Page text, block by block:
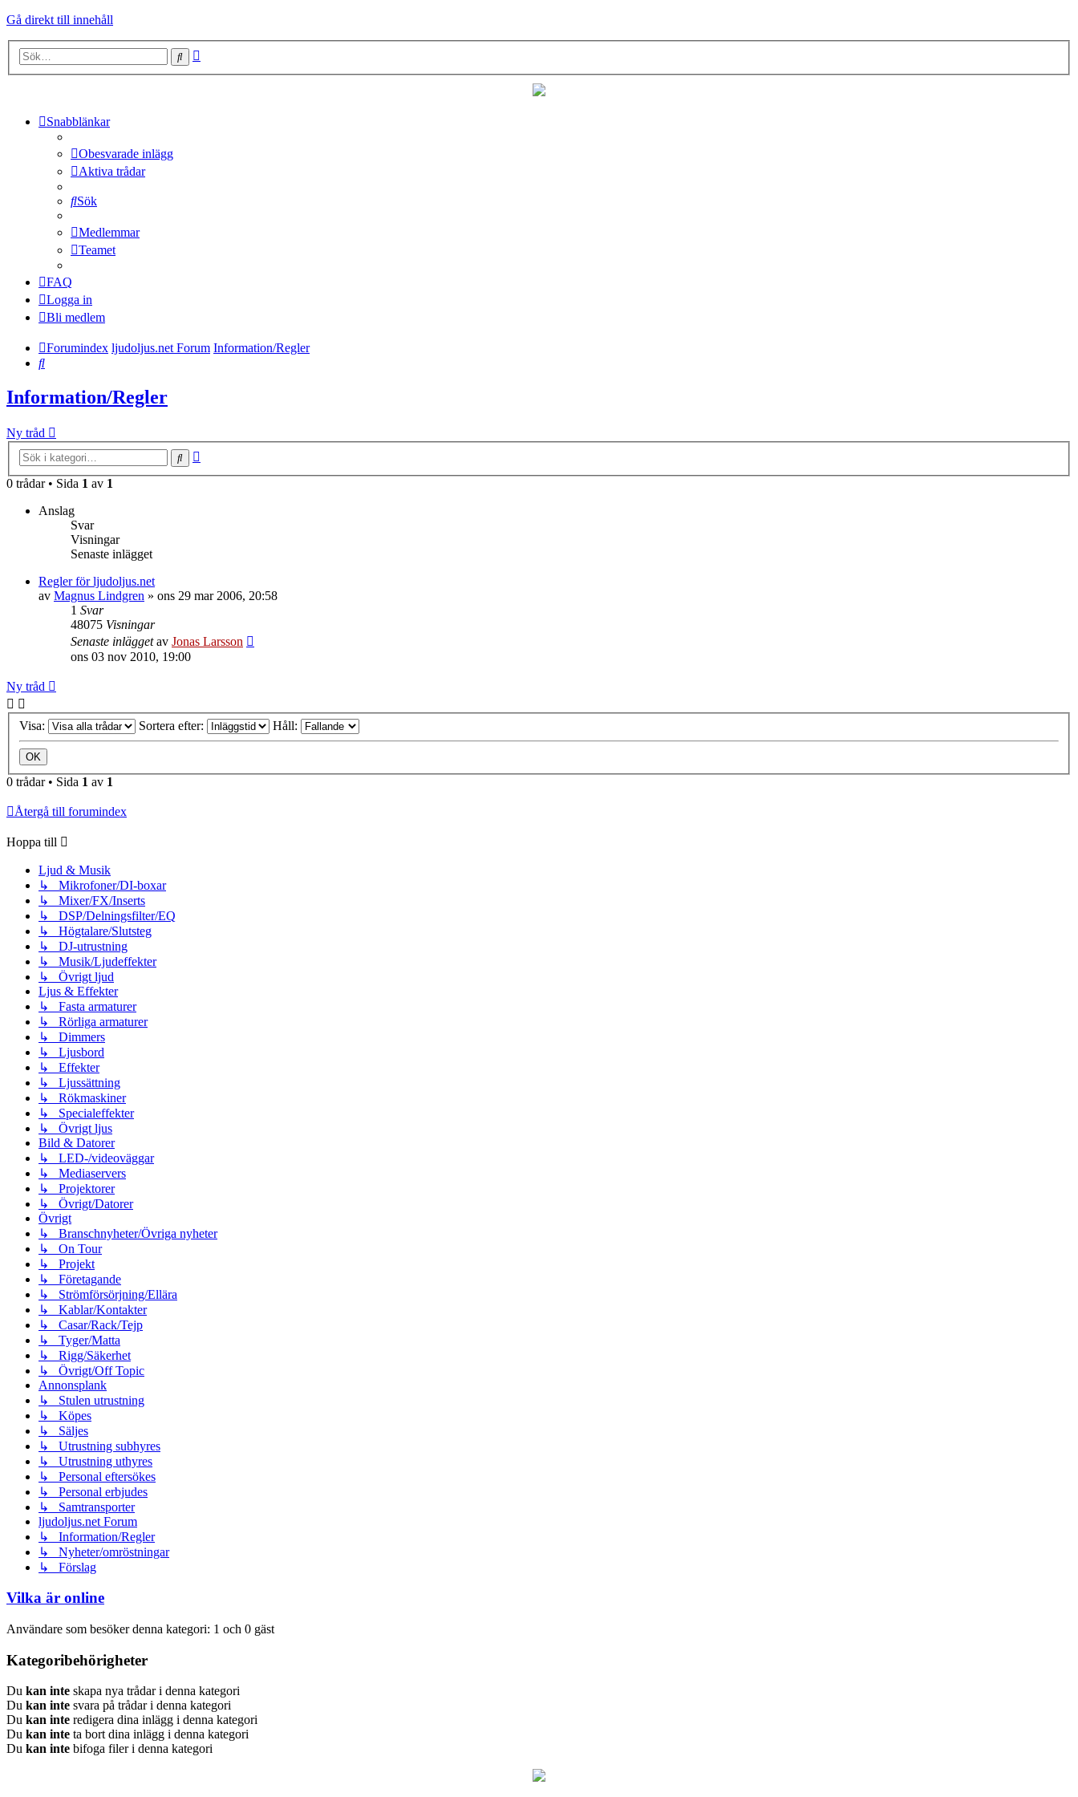
Gå direkt till innehåll
Sök
Snabblänkar
Obesvarade inlägg
Aktiva trådar
Sök
Medlemmar
Teamet
FAQ
Logga in
Bli medlem
Forumindex ljudoljus.net Forum Information/Regler
Sök
Information/Regler
Ny tråd
Sök
0 trådar • Sida 1 av 1
Anslag
Svar
Visningar
Senaste inlägget
Regler för ljudoljus.net
av Magnus Lindgren » ons 29 mar 2006, 20:58
1 Svar
48075 Visningar
Senaste inläggetav Jonas Larsson
ons 03 nov 2010, 19:00
Ny tråd
Visa: Sortera efter: Håll:
0 trådar • Sida 1 av 1
Återgå till forumindex
Hoppa till
Ljud & Musik
↳ Mikrofoner/DI-boxar
↳ Mixer/FX/Inserts
↳ DSP/Delningsfilter/EQ
↳ Högtalare/Slutsteg
↳ DJ-utrustning
↳ Musik/Ljudeffekter
↳ Övrigt ljud
Ljus & Effekter
↳ Fasta armaturer
↳ Rörliga armaturer
↳ Dimmers
↳ Ljusbord
↳ Effekter
↳ Ljussättning
↳ Rökmaskiner
↳ Specialeffekter
↳ Övrigt ljus
Bild & Datorer
↳ LED-/videoväggar
↳ Mediaservers
↳ Projektorer
↳ Övrigt/Datorer
Övrigt
↳ Branschnyheter/Övriga nyheter
↳ On Tour
↳ Projekt
↳ Företagande
↳ Strömförsörjning/Ellära
↳ Kablar/Kontakter
↳ Casar/Rack/Tejp
↳ Tyger/Matta
↳ Rigg/Säkerhet
↳ Övrigt/Off Topic
Annonsplank
↳ Stulen utrustning
↳ Köpes
↳ Säljes
↳ Utrustning subhyres
↳ Utrustning uthyres
↳ Personal eftersökes
↳ Personal erbjudes
↳ Samtransporter
ljudoljus.net Forum
↳ Information/Regler
↳ Nyheter/omröstningar
↳ Förslag
Vilka är online
Användare som besöker denna kategori: 1 och 0 gäst
Kategoribehörigheter
Du kan inte skapa nya trådar i denna kategori
Du kan inte svara på trådar i denna kategori
Du kan inte redigera dina inlägg i denna kategori
Du kan inte ta bort dina inlägg i denna kategori
Du kan inte bifoga filer i denna kategori